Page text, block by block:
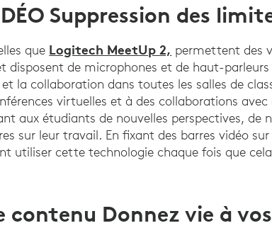
Suppression des
que Logitech MeetUp 2, permettent des
disposent de microphones et de haut-
la collaboration dans toutes les salles de
virtuelles et à des collaborations avec
aux étudiants de nouvelles perspectives, de
sur leur travail. En fixant des barres vidéo
utiliser cette technologie chaque fois que
contenu Donnez vie à